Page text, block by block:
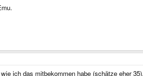
ich das mitbekommen habe (schätze eher 35).